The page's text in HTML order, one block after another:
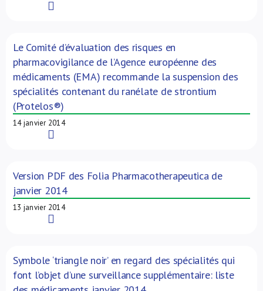
Le Comité d’évaluation des risques en
pharmacovigilance de l’Agence européenne des
médicaments (EMA) recommande la suspension des
spécialités contenant du ranélate de strontium
(Protelos®)
14 janvier 2014
Version PDF des Folia Pharmacotherapeutica de
janvier 2014
13 janvier 2014
Symbole ‘triangle noir’ en regard des spécialités qui
font l’objet d’une surveillance supplémentaire: liste